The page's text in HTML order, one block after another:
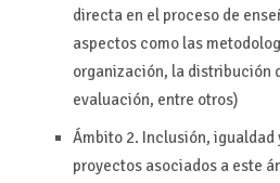
directa en el proceso de
aspectos como las
organización, la distribución
evaluación, entre otros)
Ámbito 2. Inclusión, igualdad
proyectos asociados a este